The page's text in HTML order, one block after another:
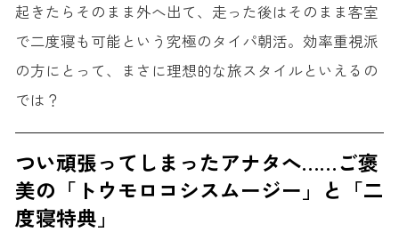
起きたらそのまま外へ出て、走った後はそのまま客室
で二度寝も可能という究極のタイパ朝活。効率重視派
の方にとって、まさに理想的な旅スタイルといえるの
では？
つい頑張ってしまったアナタへ……ご褒
美の「トウモロコシスムージー」と「二
度寝特典」